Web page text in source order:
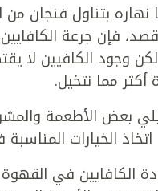
نهاره بتناول فنجان من
فإن جرعة
وجود الكافيين لا
أكثر مما نتخيل.
بعض الأطعمة
الخيارات
الكافايين في